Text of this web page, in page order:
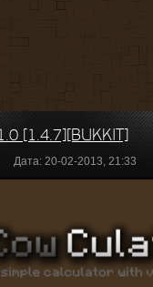
[1.4.7][BUKKIT]
Дата: 20-02-2013, 21:33